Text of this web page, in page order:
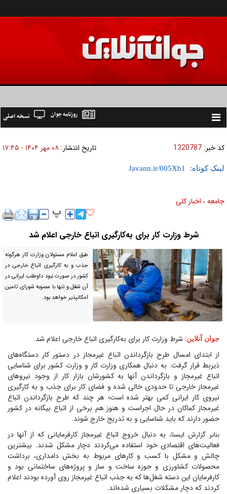
Toggle
نسخه اصلی روزنامه جوان
کد خبر: 1320787 تاریخ انتشار: ۰۸ مهر ۱۴۰۴ - ۱۷:۴۵
لینک کوتاه:
جامعه » اخبار كلی
شرط وزارت کار برای به‌کارگیری اتباع خارجی اعلام شد
طبق اعلام مسئولان وزارت کار هرگونه
جذب و به کارگیری اتباع خارجی در
کشور در صورت نبود داوطلب ایرانی در
آن شغل و تنها با مصوبه شورای تامین
امکانپذیر خواهد بود.
جوان آنلاین: شرط وزارت کار برای به‌کارگیری اتباع خارجی اعلام شد.
از ابتدای امسال طرح بازگرداندن اتباع غیرمجاز در دستور کار دستگاه‌های
ذیربط قرار گرفت. به دنبال همکاری وزارت کار و وزارت کشور برای شناسایی
اتباع غیرمجاز و بازگرداندن آنها به کشورشان بازار کار از وجود نیرو‌های
غیرمجاز خارجی تا حدودی خالی شده و فضای کار برای جذب و به کارگیری
نیروی کار ایرانی کمی بهتر شده است؛ هر چند که طرح بازگرداندن اتباع
غیرمجاز کماکان در حال اجراست و هنوز هم برخی از اتباع بیگانه در کشور
حضور دارند که باید شناسایی و به تدریج خارج شوند.
بنابر گزارش ایسنا، به دنبال خروج اتباع غیرمجاز کارفرمایانی که از آنها در
فعالیت‌های اقتصادی خود استفاده می‌کردند دچار مشکل شدند. بیشترین
چالش و مشکل با کسب و کار‌های مربوط به بخش دامداری، برداشت
محصولات کشاورزی و حوزه ساخت و ساز و پروژه‌های ساختمانی بود و
کارفرمایان این دسته شغل‌ها که به جذب اتباع غیرمجاز روی آورده بودند اعلام
کردند که دچار مشکلات بسیاری شده‌اند.